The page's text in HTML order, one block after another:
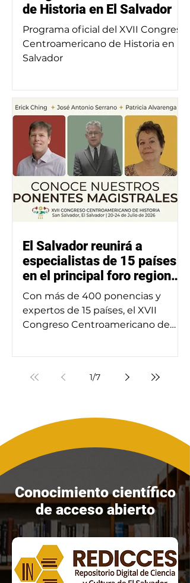
de Historia en El Salvador
Programa oficial del XVII Congreso
Centroamericano de Historia en El
Salvador
El Salvador reunirá a
especialistas de 15 países
en el principal foro regional
de historia
Con más de 400 ponencias y
expertos de 15 países, el XVII
Congreso Centroamericano de
por la UES y la UCA, abierto a todo
1/7
Conocimiento científico
de acceso abierto